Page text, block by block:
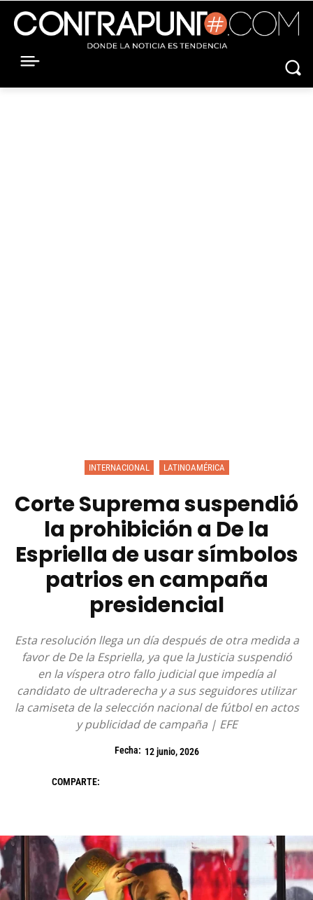
INTERNACIONAL LATINOAMÉRICA
Corte Suprema suspendió
la prohibición a De la
Espriella de usar símbolos
patrios en campaña
presidencial
Esta resolución llega un día después de otra medida a
favor de De la Espriella, ya que la Justicia suspendió
en la víspera otro fallo judicial que impedía al
candidato de ultraderecha y a sus seguidores utilizar
la camiseta de la selección nacional de fútbol en actos
y publicidad de campaña | EFE
Fecha: 12 junio, 2026
COMPARTE: